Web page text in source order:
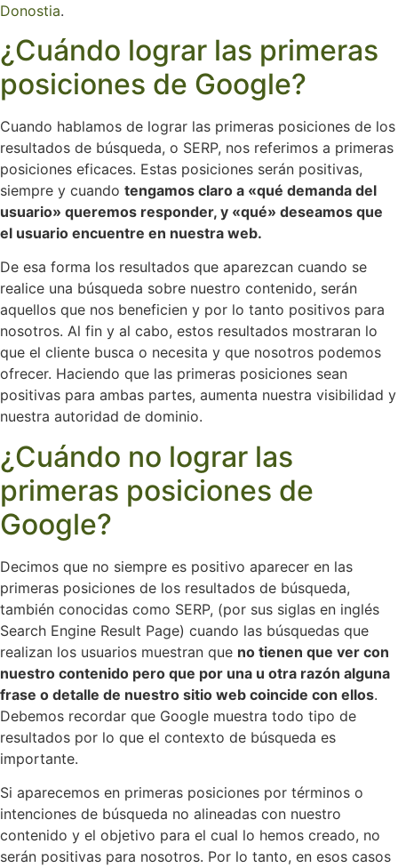
Donostia.
¿Cuándo lograr las primeras
posiciones de Google?
Cuando hablamos de lograr las primeras posiciones de los
resultados de búsqueda, o SERP, nos referimos a primeras
posiciones eficaces. Estas posiciones serán positivas,
siempre y cuando tengamos claro a «qué demanda del
usuario» queremos responder, y «qué» deseamos que
el usuario encuentre en nuestra web.
De esa forma los resultados que aparezcan cuando se
realice una búsqueda sobre nuestro contenido, serán
aquellos que nos beneficien y por lo tanto positivos para
nosotros. Al fin y al cabo, estos resultados mostraran lo
que el cliente busca o necesita y que nosotros podemos
ofrecer. Haciendo que las primeras posiciones sean
positivas para ambas partes, aumenta nuestra visibilidad y
nuestra autoridad de dominio.
¿Cuándo no lograr las
primeras posiciones de
Google?
Decimos que no siempre es positivo aparecer en las
primeras posiciones de los resultados de búsqueda,
también conocidas como SERP, (por sus siglas en inglés
Search Engine Result Page) cuando las búsquedas que
realizan los usuarios muestran que no tienen que ver con
nuestro contenido pero que por una u otra razón alguna
frase o detalle de nuestro sitio web coincide con ellos.
Debemos recordar que Google muestra todo tipo de
resultados por lo que el contexto de búsqueda es
importante.
Si aparecemos en primeras posiciones por términos o
intenciones de búsqueda no alineadas con nuestro
contenido y el objetivo para el cual lo hemos creado, no
serán positivas para nosotros. Por lo tanto, en esos casos